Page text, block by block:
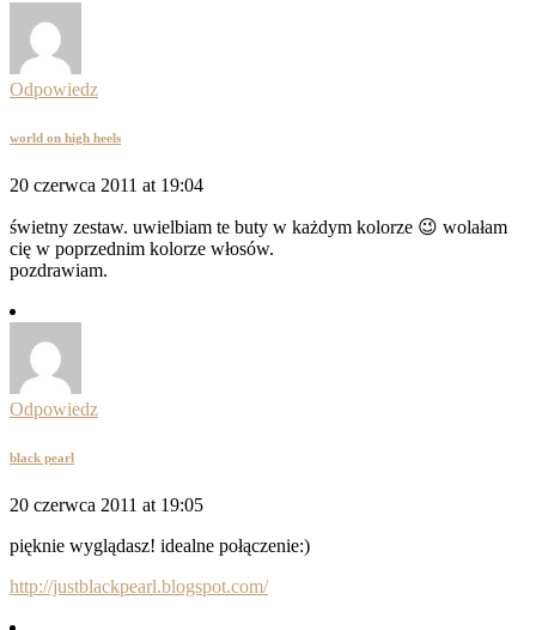
Odpowiedz
world on high heels
20 czerwca 2011 at 19:04
świetny zestaw. uwielbiam te buty w każdym kolorze 😉 wolałam
cię w poprzednim kolorze włosów.
pozdrawiam.
Odpowiedz
black pearl
20 czerwca 2011 at 19:05
pięknie wyglądasz! idealne połączenie:)
http://justblackpearl.blogspot.com/